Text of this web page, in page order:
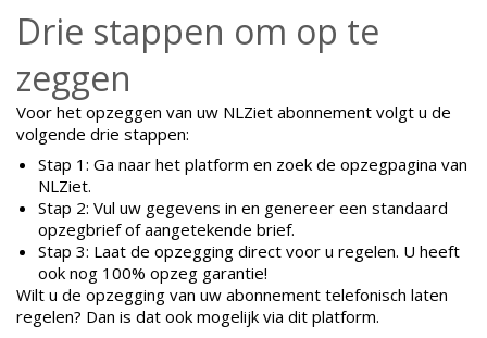
Drie stappen om op te
zeggen
Voor het opzeggen van uw NLZiet abonnement volgt u de
volgende drie stappen:
Stap 1: Ga naar het platform en zoek de opzegpagina van
NLZiet.
Stap 2: Vul uw gegevens in en genereer een standaard
opzegbrief of aangetekende brief.
Stap 3: Laat de opzegging direct voor u regelen. U heeft
ook nog 100% opzeg garantie!
Wilt u de opzegging van uw abonnement telefonisch laten
regelen? Dan is dat ook mogelijk via dit platform.